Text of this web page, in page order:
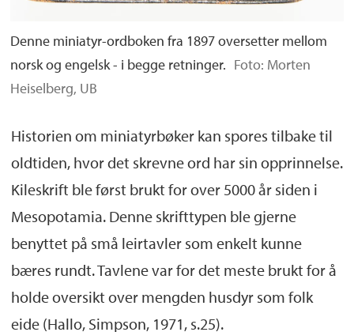
Denne miniatyr-ordboken fra 1897 oversetter mellom
norsk og engelsk - i begge retninger. Foto: Morten
Heiselberg, UB
Historien om miniatyrbøker kan spores tilbake til
oldtiden, hvor det skrevne ord har sin opprinnelse.
Kileskrift ble først brukt for over 5000 år siden i
Mesopotamia. Denne skrifttypen ble gjerne
benyttet på små leirtavler som enkelt kunne
bæres rundt. Tavlene var for det meste brukt for å
holde oversikt over mengden husdyr som folk
eide (Hallo, Simpson, 1971, s.25).